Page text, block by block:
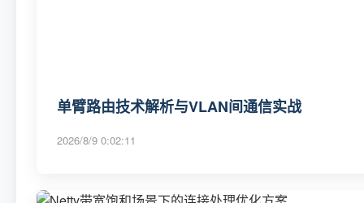
单臂路由技术解析与VLAN间通信实战
2026/8/9 0:02:11